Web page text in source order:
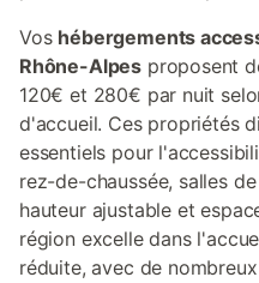
Vos hébergements
Rhône-Alpes proposent
120€ et 280€ par nuit
d'accueil. Ces propriétés
essentiels pour
rez-de-chaussée, salles
hauteur ajustable et
région excelle dans
réduite, avec de